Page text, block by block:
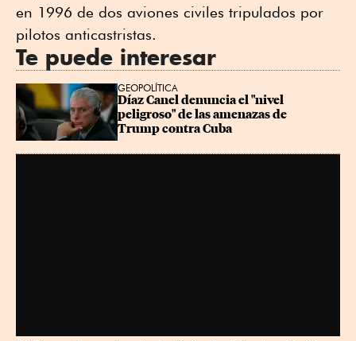
en 1996 de dos aviones civiles tripulados por
pilotos anticastristas.
Te puede interesar
GEOPOLÍTICA
Díaz Canel denuncia el "nivel
peligroso" de las amenazas de
Trump contra Cuba